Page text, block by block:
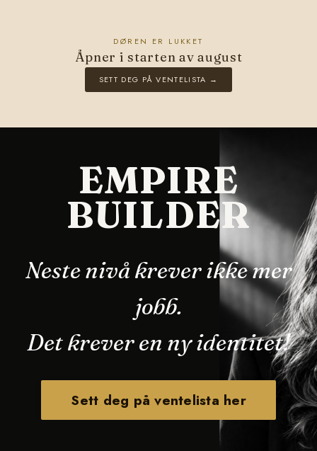
DØREN ER LUKKET
Åpner i starten av august
SETT DEG PÅ VENTELISTA →
EMPIRE
BUILDER
Neste nivå krever ikke mer
jobb.
Det krever en ny identitet!
Sett deg på ventelista her